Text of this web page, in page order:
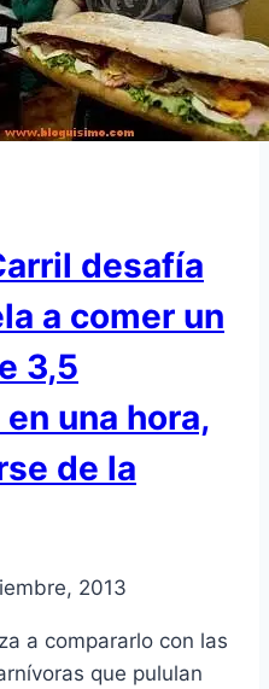
desafía
a comer un
3,5
una hora,
de la
2013
a compararlo con las
que pululan